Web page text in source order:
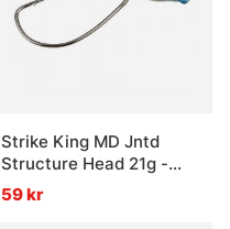
Strike King MD Jntd
Structure Head 21g -
Blue Craw
59 kr